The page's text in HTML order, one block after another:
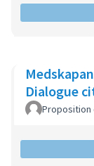
Dialogue
Proposition